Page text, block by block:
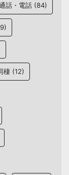
話・電話 (84)
棲 (12)